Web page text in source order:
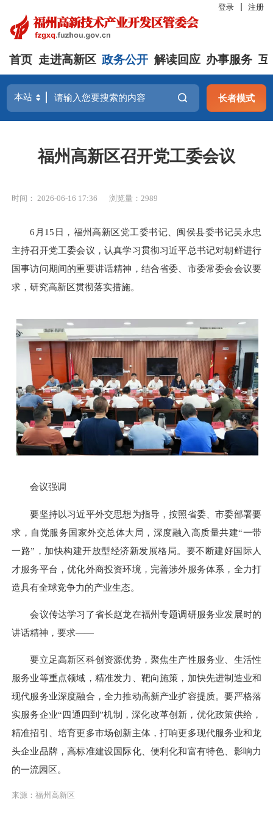
登录 注册
首页 走进高新区 政务公开 解读回应 办事服务 互
长者模式
福州高新区召开党工委会议
时间： 2026-06-16 17:36 浏览量：2989
6月15日，福州高新区党工委书记、闽侯县委书记吴永忠
主持召开党工委会议，认真学习贯彻习近平总书记对朝鲜进行
国事访问期间的重要讲话精神，结合省委、市委常委会会议要
求，研究高新区贯彻落实措施。
会议强调
要坚持以习近平外交思想为指导，按照省委、市委部署要
求，自觉服务国家外交总体大局，深度融入高质量共建“一带
一路”，加快构建开放型经济新发展格局。要不断建好国际人
才服务平台，优化外商投资环境，完善涉外服务体系，全力打
造具有全球竞争力的产业生态。
会议传达学习了省长赵龙在福州专题调研服务业发展时的
讲话精神，要求——
要立足高新区科创资源优势，聚焦生产性服务业、生活性
服务业等重点领域，精准发力、靶向施策，加快先进制造业和
现代服务业深度融合，全力推动高新产业扩容提质。要严格落
实服务企业“四通四到”机制，深化改革创新，优化政策供给，
精准招引、培育更多市场创新主体，打响更多现代服务业和龙
头企业品牌，高标准建设国际化、便利化和富有特色、影响力
的一流园区。
来源：福州高新区